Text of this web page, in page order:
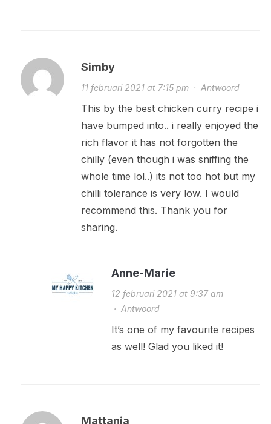
Simby
11 februari 2021 at 7:15 pm· Antwoord
This by the best chicken curry recipe i
have bumped into.. i really enjoyed the
rich flavor it has not forgotten the
chilly (even though i was sniffing the
whole time lol..) its not too hot but my
chilli tolerance is very low. I would
recommend this. Thank you for
sharing.
Anne-Marie
12 februari 2021 at 9:37 am
· Antwoord
It’s one of my favourite recipes
as well! Glad you liked it!
Mattanja